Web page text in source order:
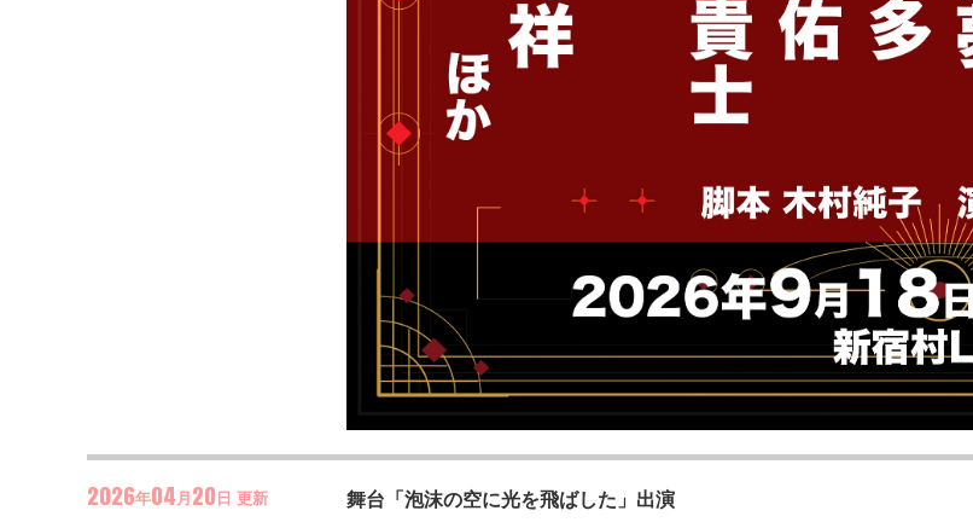
2026年04 月20日 更新 舞台「泡沫の空に光を飛ばした」出演